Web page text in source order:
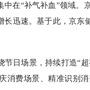
中在“补气补血”领域
长迅速。基于此，京东
节日场景，持续打造“
消费场景、精准识别